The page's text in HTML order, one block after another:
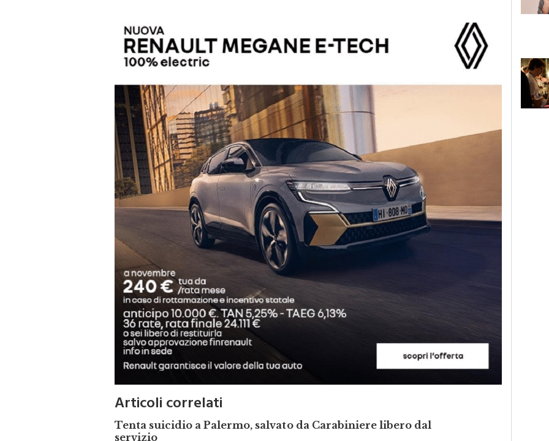
Articoli correlati
Tenta suicidio a Palermo, salvato da Carabiniere libero dal
servizio